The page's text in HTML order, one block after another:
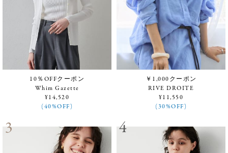
10％OFFクーポン
Whim Gazette
¥14,520
(40%OFF)
￥1,000クーポン
RIVE DROITE
¥11,550
(30%OFF)